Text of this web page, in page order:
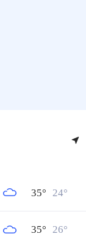
35° 24°
35° 26°